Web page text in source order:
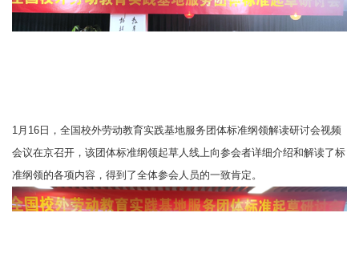
1月16日，全国校外劳动教育实践基地服务团体标准纲领解读研讨会视频
会议在京召开，该团体标准纲领起草人线上向参会者详细介绍和解读了标
准纲领的各项内容，得到了全体参会人员的一致肯定。